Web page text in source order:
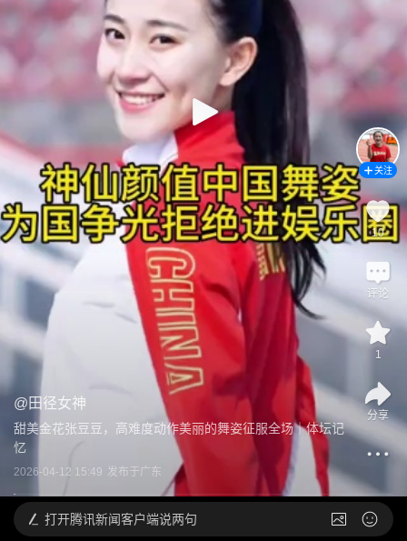
@田径女神
甜美金花张豆豆，高难度动作美丽的舞姿征服全场｜体坛记
忆
2026-04-12 15:49 发布于 广东
关注
10
评论
1
分享
打开腾讯新闻客户端说两句